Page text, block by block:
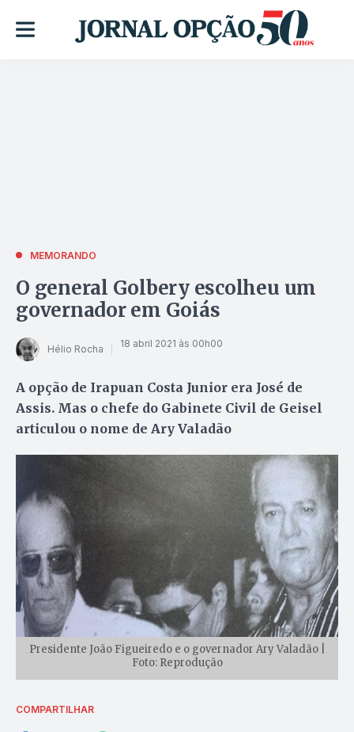
MEMORANDO
O general Golbery escolheu um
governador em Goiás
Hélio Rocha 18 abril 2021 às 00h00
A opção de Irapuan Costa Junior era José de
Assis. Mas o chefe do Gabinete Civil de Geisel
articulou o nome de Ary Valadão
Presidente João Figueiredo e o governador Ary Valadão |
Foto: Reprodução
COMPARTILHAR